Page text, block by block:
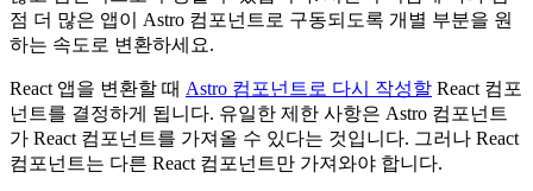
점 더 많은 앱이 Astro 컴포넌트로 구동되도록 개별 부분을 원
하는 속도로 변환하세요.
React 앱을 변환할 때 Astro 컴포넌트로 다시 작성할 React 컴포
넌트를 결정하게 됩니다. 유일한 제한 사항은 Astro 컴포넌트
가 React 컴포넌트를 가져올 수 있다는 것입니다. 그러나 React
컴포넌트는 다른 React 컴포넌트만 가져와야 합니다.